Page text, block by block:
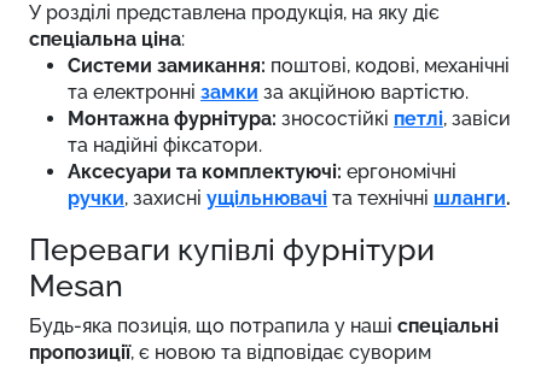
У розділі представлена продукція, на яку діє
спеціальна ціна:
Системи замикання: поштові, кодові, механічні
та електронні замки за акційною вартістю.
Монтажна фурнітура: зносостійкі петлі, завіси
та надійні фіксатори.
Аксесуари та комплектуючі: ергономічні
ручки, захисні ущільнювачі та технічні шланги.
Переваги купівлі фурнітури
Mesan
Будь-яка позиція, що потрапила у наші спеціальні
пропозиції, є новою та відповідає суворим